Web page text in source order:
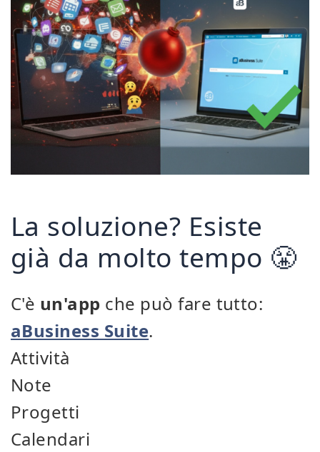
La soluzione? Esiste
già da molto tempo 😤
C'è un'app che può fare tutto:
aBusiness Suite.
Attività
Note
Progetti
Calendari